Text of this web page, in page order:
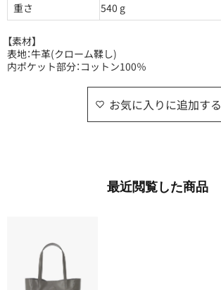
重さ
540 g
【素材】
表地：牛革(クローム鞣し)
内ポケット部分：コットン100％
お気に入りに追加する
最近​閲覧した​商品